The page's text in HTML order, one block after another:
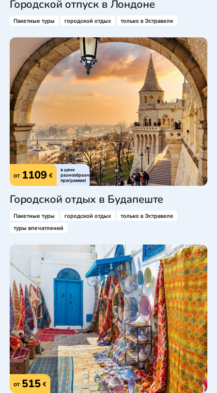
Городской отпуск в Лондоне
Пакетные туры городской отдых только в Эстравеле
от 1109 €
в цене
разнообразная
программа!
Городской отдых в Будапеште
Пакетные туры городской отдых
только в Эстравеле
туры впечатлений
от 515 €